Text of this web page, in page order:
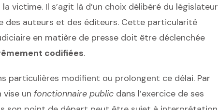
victime. Il s’agit là d’un choix délibéré du législateur
des auteurs et des éditeurs. Cette particularité
en matière de presse doit être déclenchée
codifiées.
particulières modifient ou prolongent ce délai. Par
vise un fonctionnaire public dans l’exercice de ses